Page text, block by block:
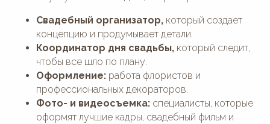
Свадебный организатор, который создает
концепцию и продумывает детали.
Координатор дня свадьбы, который следит,
чтобы все шло по плану.
Оформление: работа флористов и
профессиональных декораторов.
Фото- и видеосъемка: специалисты, которые
оформят лучшие кадры, свадебный фильм и
Вопросы и ответы
Контакты
Блог
День рождения
Гендер-пати
Девичник/
СВАДЬБЫ «ПОД КЛЮЧ»
Свадьбы до 800 тыс. руб
Свадьбы от 800 до 1 млн тыс.
Свадьба "под ключ" Почта:
houseforwedding@gmail.com